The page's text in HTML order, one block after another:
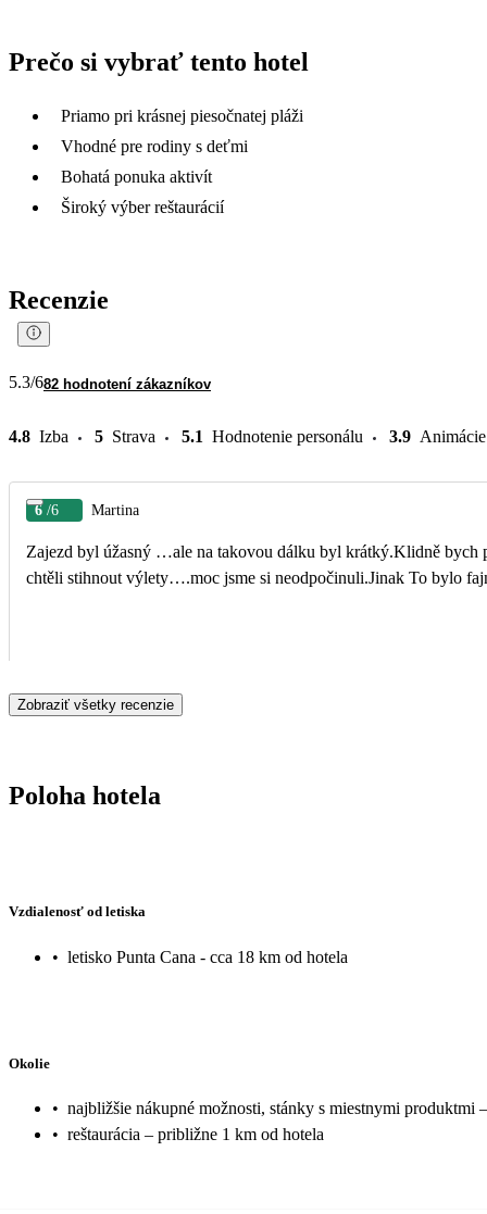
Prečo si vybrať tento hotel
Priamo pri krásnej piesočnatej pláži
Vhodné pre rodiny s deťmi
Bohatá ponuka aktivít
Široký výber reštaurácií
Recenzie
5.3/682 hodnotení zákazníkov
4.8 Izba 5 Strava 5.1 Hodnotenie personálu 3.9 Animácie
6 /6 Martina
Zajezd byl úžasný …ale na takovou dálku byl krátký.Klidně bych
chtěli stihnout výlety….moc jsme si neodpočinuli.Jinak To bylo
Zobraziť všetky recenzie
Poloha hotela
Vzdialenosť od letiska
• letisko Punta Cana - cca 18 km od hotela
Okolie
• najbližšie nákupné možnosti, stánky s miestnymi produktmi
• reštaurácia – približne 1 km od hotela